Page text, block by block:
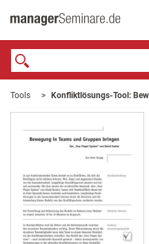
Tools Konfliktlösungs-Tool: